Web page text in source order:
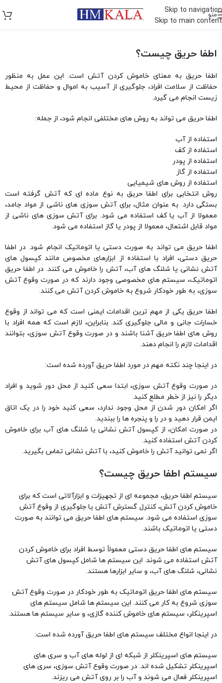
Skip to navigation
Skip to main content
منو
اطفا حریق چیست؟
اطفا حریق به معنای خاموش کردن آتش است. این عمل به منظور
حفاظت از سلامت افراد، جلوگیری از آسیب به اموال و حفاظت از محیط
زیست انجام می گیرد.
اطفا حریق می تواند به روش های مختلفی انجام شود، از جمله:
استفاده از آب
استفاده از کف
استفاده از پودر
استفاده از گاز
استفاده از روش های شیمیایی
روش انتخابی برای اطفا حریق به نوع ماده ای که آتش گرفته است
بستگی دارد. به عنوان مثال، برای آتش سوزی های ناشی از مواد جامد،
معمولا از آب یا کف استفاده می شود. برای آتش سوزی های ناشی از
مواد قابل اشتعال، معمولا از پودر یا گاز استفاده می شود.
اطفا حریق می تواند به صورت دستی یا اتوماتیک انجام شود. در اطفا
حریق دستی، افراد با استفاده از ابزارهای مخصوص مانند کپسول های
آتش نشانی یا شلنگ های آب، آتش را خاموش می کنند. در اطفا حریق
اتوماتیک، سیستم های مخصوصی وجود دارند که در صورت وقوع آتش
سوزی، به طور خودکار شروع به خاموش کردن آتش می کنند.
اطفا حریق یکی از مهم ترین اقدامات ایمنی است که می تواند از وقوع
خسارات جانی و مالی جلوگیری کند. بنابراین، لازم است که همه افراد با
روش های اطفا حریق آشنا باشند و در صورت وقوع آتش سوزی، بتوانند
اقدامات لازم را انجام دهند.
در اینجا چند نکته مهم در مورد اطفا حریق آورده شده است:
در صورت وقوع آتش سوزی، ابتدا سعی کنید از محل دور شوید و افراد
دیگر را نیز از خطر مطلع کنید.
اگر امکان دور شدن از محل وجود ندارد، سعی کنید خود را در یک اتاق
ایمن قرار دهید و در را و پنجره ها را ببندید.
در صورت امکان، از کپسول آتش نشانی یا شلنگ های آب برای خاموش
کردن آتش استفاده کنید.
اگر نمی توانید آتش را خاموش کنید، با آتش نشانی تماس بگیرید.
سیستم اطفا حریق چیست؟
سیستم اطفا حریق، مجموعه ای از تجهیزات و ابزارآلاتی است که برای
خاموش کردن آتش، کنترل گسترش آتش یا جلوگیری از وقوع آتش
سوزی استفاده می شود. سیستم های اطفا حریق می توانند به صورت
دستی یا اتوماتیک باشند.
سیستم های اطفا حریق دستی معمولاً توسط افراد برای خاموش کردن
آتش استفاده می شوند. این سیستم ها شامل کپسول های آتش
نشانی، شلنگ های آب، و سایر ابزارها هستند.
سیستم های اطفا حریق اتوماتیک به طور خودکار در صورت وقوع آتش
سوزی شروع به کار می کنند. این سیستم ها شامل سیستم های
اسپرینکلر، سیستم های خاموش کننده گازی، و سایر سیستم ها هستند.
در اینجا انواع مختلف سیستم های اطفا حریق آورده شده است:
سیستم های اسپرینکلر از شبکه ای از لوله های آب و سری های
اسپرینکلر تشکیل شده اند. در صورت وقوع آتش سوزی، سری های
اسپرینکلر فعال می شوند و آب را بر روی آتش می ریزند.